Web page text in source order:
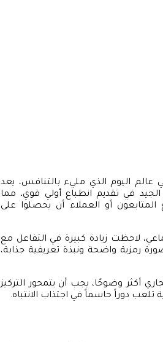
عالم اليوم الذي مليء بالتنافس، يعد
في تقديم انطباع أولي قوي، مما
المتابعون أو العملاء أن يحصلوا على
لاحظت زيادة كبيرة في التفاعل مع
رمزية واضحة ونبذة تعريفية جذابة،
أكثر وضوحًا، يجب أن يتمحور التركيز
دوراً حاسماً في اجتذاب الانتباه.